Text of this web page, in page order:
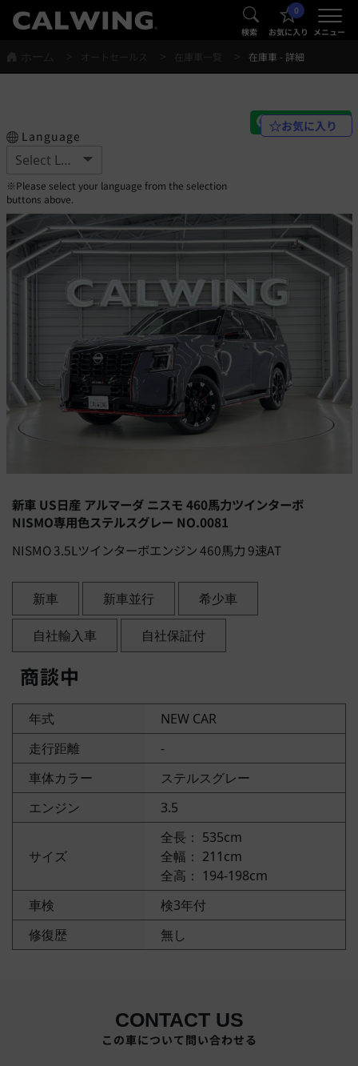
® 検索
0
お気に入り メニュー
®
在庫車 - 詳細
Language
※Please select your language from the selection
buttons above.
お気に入り
新車 US日産 アルマーダ ニスモ 460馬力ツインターボ
NISMO専用色ステルスグレー NO.0081
NISMO 3.5Lツインターボエンジン 460馬力 9速AT
新車 新車並行 希少車
自社輸入車 自社保証付
商談中
年式
NEW CAR
走行距離
-
車体カラー
ステルスグレー
エンジン
3.5
サイズ
全長： 535cm
全幅： 211cm
全高： 194-198cm
車検
検3年付
修復歴
無し
CONTACT US
この車について問い合わせる